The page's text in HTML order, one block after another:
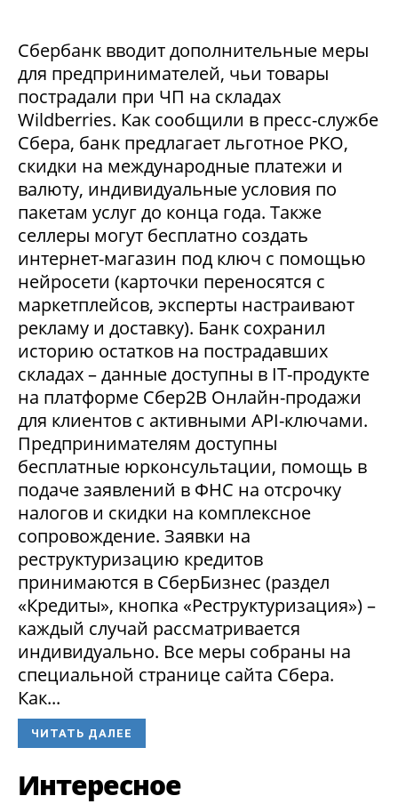
Сбербанк вводит дополнительные меры
для предпринимателей, чьи товары
пострадали при ЧП на складах
Wildberries. Как сообщили в пресс-службе
Сбера, банк предлагает льготное РКО,
скидки на международные платежи и
валюту, индивидуальные условия по
пакетам услуг до конца года. Также
селлеры могут бесплатно создать
интернет-магазин под ключ с помощью
нейросети (карточки переносятся с
маркетплейсов, эксперты настраивают
рекламу и доставку). Банк сохранил
историю остатков на пострадавших
складах – данные доступны в IT-продукте
на платформе Сбер2В Онлайн-продажи
для клиентов с активными API-ключами.
Предпринимателям доступны
бесплатные юрконсультации, помощь в
подаче заявлений в ФНС на отсрочку
налогов и скидки на комплексное
сопровождение. Заявки на
реструктуризацию кредитов
принимаются в СберБизнес (раздел
«Кредиты», кнопка «Реструктуризация») –
каждый случай рассматривается
индивидуально. Все меры собраны на
специальной странице сайта Сбера.
Как...
ЧИТАТЬ ДАЛЕЕ
Интересное